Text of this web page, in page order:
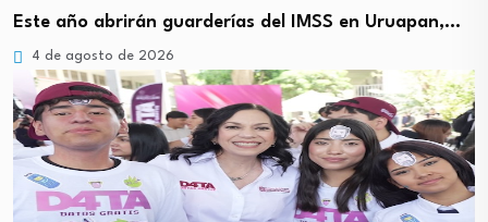
Este año abrirán guarderías del IMSS en Uruapan,…
4 de agosto de 2026